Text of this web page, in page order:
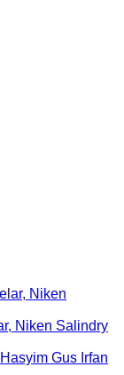
Niken Salindry
Gus Irfan